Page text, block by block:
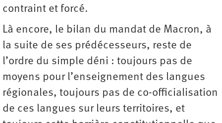
contraint et forcé.
Là encore, le bilan du mandat de Macron, à
la suite de ses prédécesseurs, reste de
l’ordre du simple déni : toujours pas de
moyens pour l’enseignement des langues
régionales, toujours pas de co-­officialisation
de ces langues sur leurs territoires, et